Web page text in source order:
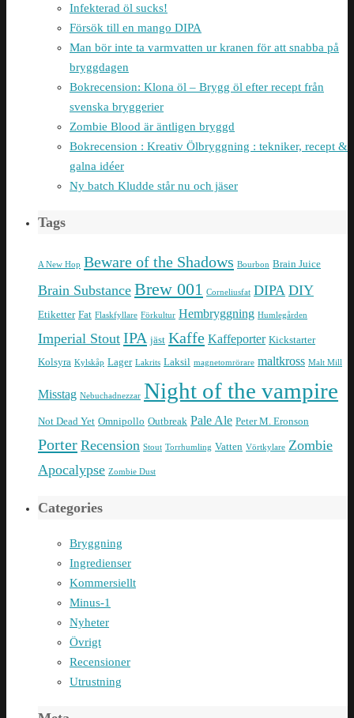
Infekterad öl sucks!
Försök till en mango DIPA
Man bör inte ta varmvatten ur kranen för att snabba på
bryggdagen
Bokrecension: Klona öl – Brygg öl efter recept från
svenska bryggerier
Zombie Blood är äntligen bryggd
Bokrecension : Kreativ Ölbryggning : tekniker, recept &
galna idéer
Ny batch Kludde står nu och jäser
Tags
A New Hop Beware of the Shadows Bourbon Brain Juice
Brain Substance Brew 001 Corneliusfat DIPA DIY
Etiketter Fat Flaskfyllare Förkultur Hembryggning Humlegården
Imperial Stout IPA jäst Kaffe Kaffeporter Kickstarter
Kolsyra Kylskåp Lager Lakrits Laksil magnetomrörare maltkross Malt Mill
Misstag Nebuchadnezzar Night of the vampire
Not Dead Yet Omnipollo Outbreak Pale Ale Peter M. Eronson
Porter Recension Stout Torrhumling Vatten Vörtkylare Zombie
Apocalypse Zombie Dust
Categories
Bryggning
Ingredienser
Kommersiellt
Minus-1
Nyheter
Övrigt
Recensioner
Utrustning